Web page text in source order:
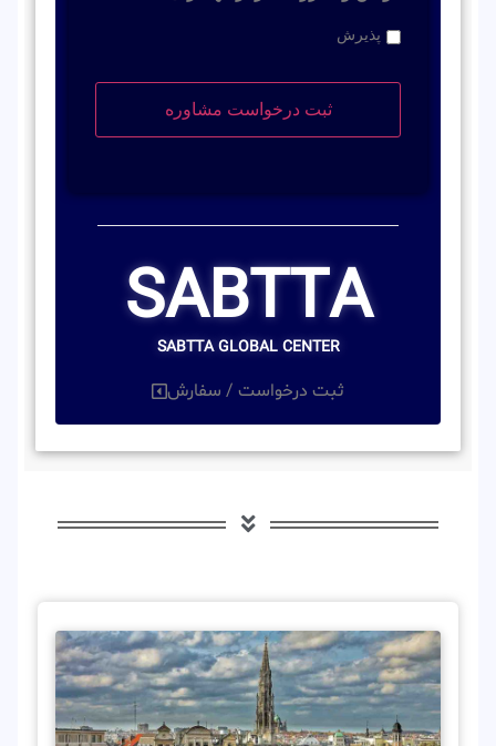
پذیرش
SABTTA
SABTTA GLOBAL CENTER
ثبت درخواست / سفارش